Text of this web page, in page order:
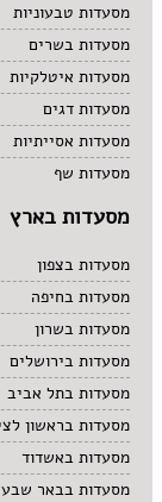
מסעדות טבעוניות
מסעדות בשרים
מסעדות איטלקיות
מסעדות דגים
מסעדות אסייתיות
מסעדות שף
מסעדות בארץ
מסעדות בצפון
מסעדות בחיפה
מסעדות בשרון
מסעדות בירושלים
מסעדות בתל אביב
מסעדות בראשון
מסעדות באשדוד
מסעדות בבאר שבע